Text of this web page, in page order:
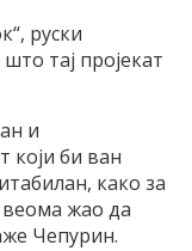
руски
тај пројекат
и
који би ван
како за
веома жао да
Чепурин.